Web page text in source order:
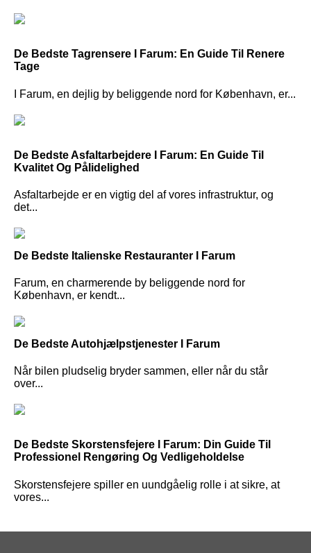
De Bedste Tagrensere I Farum: En Guide Til Renere
Tage
I Farum, en dejlig by beliggende nord for København, er...
De Bedste Asfaltarbejdere I Farum: En Guide Til
Kvalitet Og Pålidelighed
Asfaltarbejde er en vigtig del af vores infrastruktur, og
det...
De Bedste Italienske Restauranter I Farum
Farum, en charmerende by beliggende nord for
København, er kendt...
De Bedste Autohjælpstjenester I Farum
Når bilen pludselig bryder sammen, eller når du står
over...
De Bedste Skorstensfejere I Farum: Din Guide Til
Professionel Rengøring Og Vedligeholdelse
Skorstensfejere spiller en uundgåelig rolle i at sikre, at
vores...